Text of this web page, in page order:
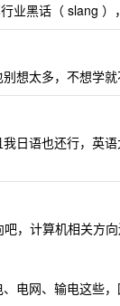
业黑话（ slang ）
想太多，不想学就
日语也还行，英
，计算机相关方
电网、输电这些